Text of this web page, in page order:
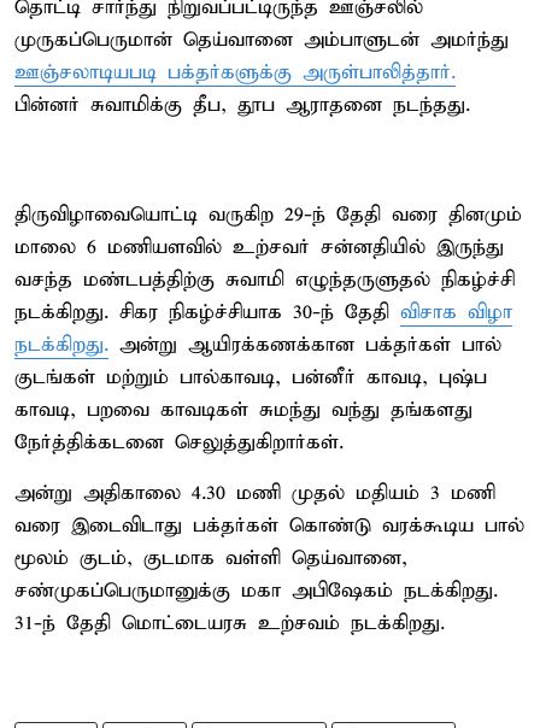
தொட்டி சார்ந்து நிறுவப்பட்டிருந்த ஊஞ்சலில்
முருகப்பெருமான் தெய்வானை அம்பாளுடன் அமர்ந்து
ஊஞ்சலாடியபடி பக்தர்களுக்கு அருள்பாலித்தார்.
பின்னர் சுவாமிக்கு தீப, தூப ஆராதனை நடந்தது.
திருவிழாவையொட்டி வருகிற 29-ந் தேதி வரை தினமும்
மாலை 6 மணியளவில் உற்சவர் சன்னதியில் இருந்து
வசந்த மண்டபத்திற்கு சுவாமி எழுந்தருளுதல் நிகழ்ச்சி
நடக்கிறது. சிகர நிகழ்ச்சியாக 30-ந் தேதி விசாக விழா
நடக்கிறது. அன்று ஆயிரக்கணக்கான பக்தர்கள் பால்
குடங்கள் மற்றும் பால்காவடி, பன்னீர் காவடி, புஷ்ப
காவடி, பறவை காவடிகள் சுமந்து வந்து தங்களது
நேர்த்திக்கடனை செலுத்துகிறார்கள்.
அன்று அதிகாலை 4.30 மணி முதல் மதியம் 3 மணி
வரை இடைவிடாது பக்தர்கள் கொண்டு வரக்கூடிய பால்
மூலம் குடம், குடமாக வள்ளி தெய்வானை,
சண்முகப்பெருமானுக்கு மகா அபிஷேகம் நடக்கிறது.
31-ந் தேதி மொட்டையரசு உற்சவம் நடக்கிறது.